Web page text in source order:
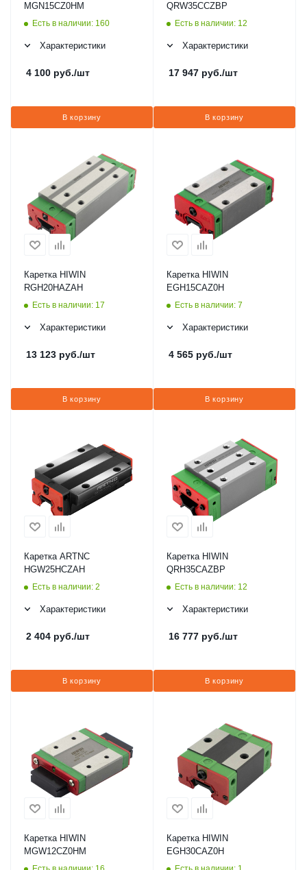
MGN15CZ0HM
Есть в наличии: 160
Характеристики
4 100 руб./шт
В корзину
QRW35CCZBP
Есть в наличии: 12
Характеристики
17 947 руб./шт
В корзину
Каретка HIWIN
RGH20HAZAH
Есть в наличии: 17
Характеристики
13 123 руб./шт
В корзину
Каретка HIWIN
EGH15CAZ0H
Есть в наличии: 7
Характеристики
4 565 руб./шт
В корзину
Каретка ARTNC
HGW25HCZAH
Есть в наличии: 2
Характеристики
2 404 руб./шт
В корзину
Каретка HIWIN
QRH35CAZBP
Есть в наличии: 12
Характеристики
16 777 руб./шт
В корзину
Каретка HIWIN
MGW12CZ0HM
Каретка HIWIN
EGH30CAZ0H